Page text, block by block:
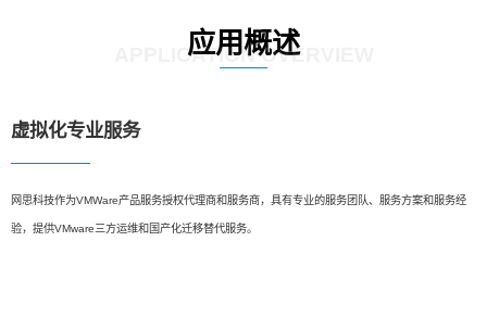
应用概述
APPLICATION OVERVIEW
虚拟化专业服务
网思科技作为VMWare产品服务授权代理商和服务商，具有专业的服务团队、服务方案和服务经
验，提供VMware三方运维和国产化迁移替代服务。